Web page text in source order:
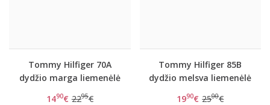
Tommy Hilfiger 70A
dydžio marga liemenėlė
1490€ 2295€
Tommy Hilfiger 85B
dydžio melsva liemenėlė
1990€ 2500€